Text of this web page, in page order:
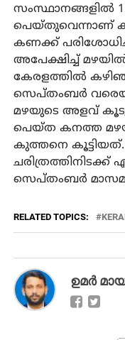
സംസ്ഥാനങ്ങളില്‍
പെയ്തുവെന്നാണ്
കണക്ക്
അപേക്ഷിച്ച്
കേരളത്തില്‍
സെപ്തംബര്‍
മഴയുടെ അളവ്
പെയ്ത കനത്ത
കുത്തനെ
സെപ്തംബര്‍
RELATED TOPICS:
ഉമര്‍